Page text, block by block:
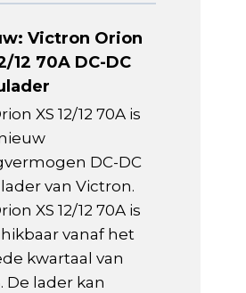
Victron Orion
12 70A DC-DC
XS 12/12 70A is
DC-DC
van Victron.
XS 12/12 70A is
vanaf het
kwartaal van
De lader kan